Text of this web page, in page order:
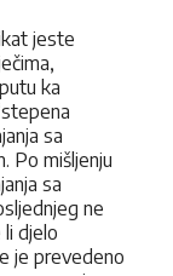
jeste
ka
sa
Po mišljenju
sa
ne
djelo
je prevedeno